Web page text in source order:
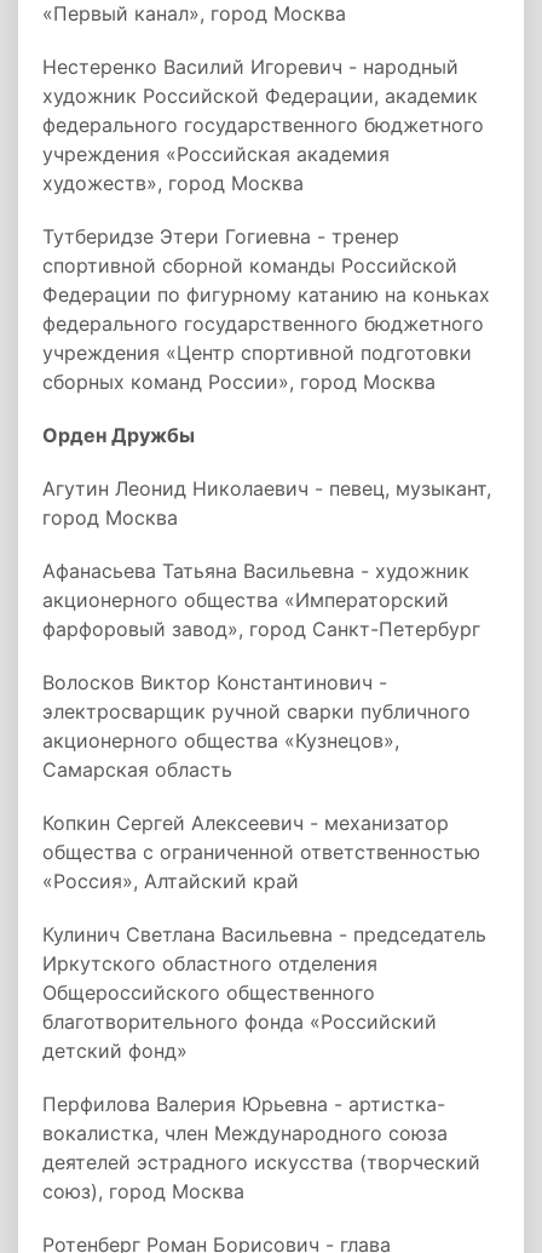
«Первый канал», город Москва
Нестеренко Василий Игоревич - народный
художник Российской Федерации, академик
федерального государственного бюджетного
учреждения «Российская академия
художеств», город Москва
Тутберидзе Этери Гогиевна - тренер
спортивной сборной команды Российской
Федерации по фигурному катанию на коньках
федерального государственного бюджетного
учреждения «Центр спортивной подготовки
сборных команд России», город Москва
Орден Дружбы
Агутин Леонид Николаевич - певец, музыкант,
город Москва
Афанасьева Татьяна Васильевна - художник
акционерного общества «Императорский
фарфоровый завод», город Санкт-Петербург
Волосков Виктор Константинович -
электросварщик ручной сварки публичного
акционерного общества «Кузнецов»,
Самарская область
Копкин Сергей Алексеевич - механизатор
общества с ограниченной ответственностью
«Россия», Алтайский край
Кулинич Светлана Васильевна - председатель
Иркутского областного отделения
Общероссийского общественного
благотворительного фонда «Российский
детский фонд»
Перфилова Валерия Юрьевна - артистка-
вокалистка, член Международного союза
деятелей эстрадного искусства (творческий
союз), город Москва
Ротенберг Роман Борисович - глава